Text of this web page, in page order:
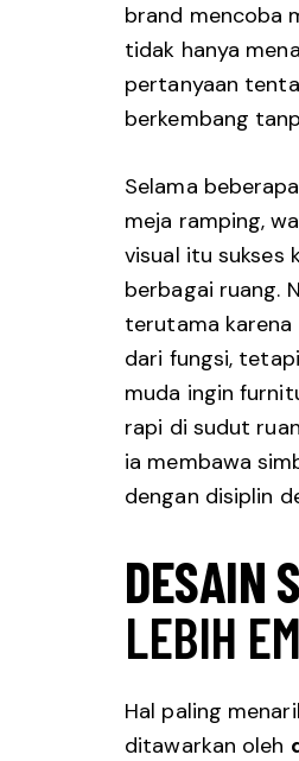
brand mencoba
tidak hanya
pertanyaan
berkembang
Selama
meja ramping,
visual itu sukses
berbagai ruang.
terutama karena
dari fungsi,
muda ingin
rapi di sudut
ia membawa
dengan disiplin
DESAIN
LEBIH
Hal paling
ditawarkan oleh